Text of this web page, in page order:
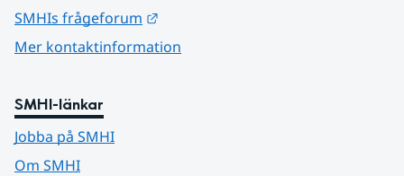
SMHIs frågeforum
Mer kontaktinformation
SMHI-länkar
Jobba på SMHI
Om SMHI